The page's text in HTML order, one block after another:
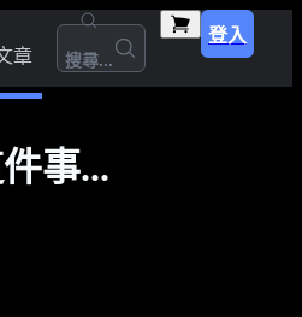
章 搜尋...
登入
事...